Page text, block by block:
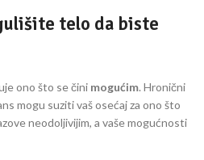
telo da biste
ono što se čini mogućim. Hronični
mogu suziti vaš osećaj za ono što
neodoljivijim, a vaše mogućnosti